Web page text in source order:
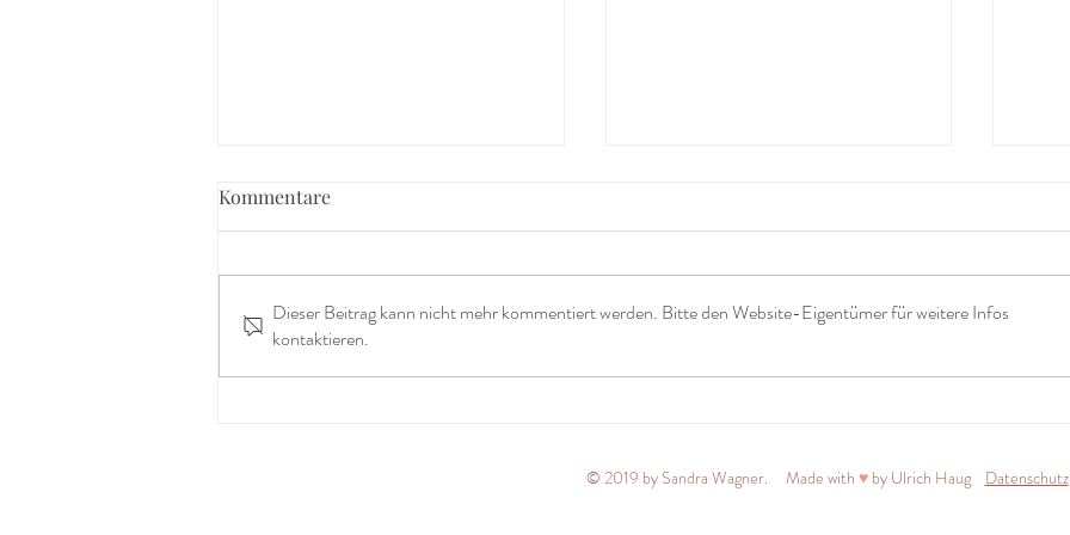
Der Alltag ist kein Warten auf
Mit
Kommentare
Dieser Beitrag kann nicht mehr kommentiert werden. Bitte den Website-Eigentümer für weitere Infos
kontaktieren.
© 2019 by Sandra Wagner. Made with ♥by Ulrich Haug Datenschutz